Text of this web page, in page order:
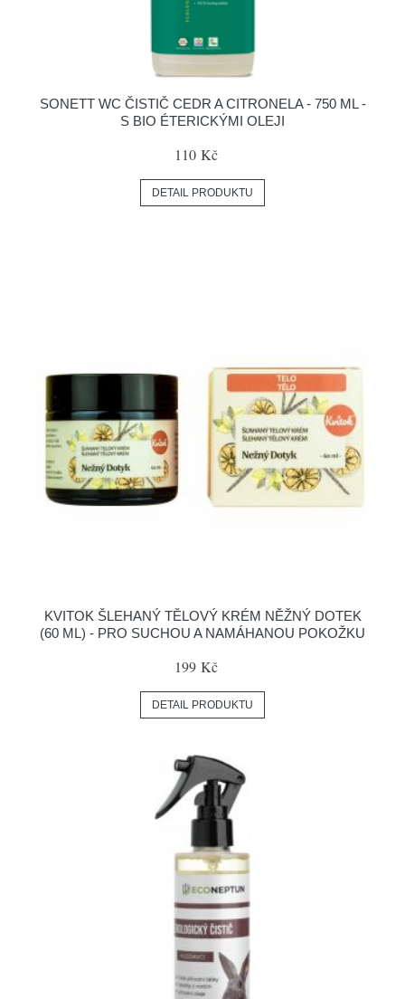
SONETT WC ČISTIČ CEDR A CITRONELA - 750 ML -
S BIO ÉTERICKÝMI OLEJI
110 Kč
DETAIL PRODUKTU
KVITOK ŠLEHANÝ TĚLOVÝ KRÉM NĚŽNÝ DOTEK
(60 ML) - PRO SUCHOU A NAMÁHANOU POKOŽKU
199 Kč
DETAIL PRODUKTU